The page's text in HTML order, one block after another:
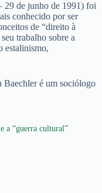
29 de junho de 1991) foi
conhecido por ser
de “direito à
trabalho sobre a
estalinismo,
Baechler é um sociólogo
a “guerra cultural”